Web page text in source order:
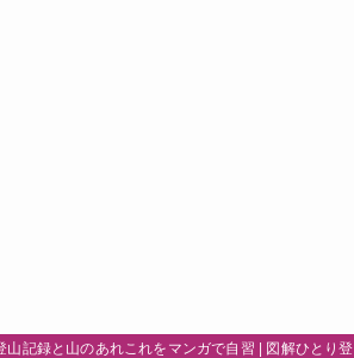
山記録と山のあれこれをマンガで自習 | 図解ひとり